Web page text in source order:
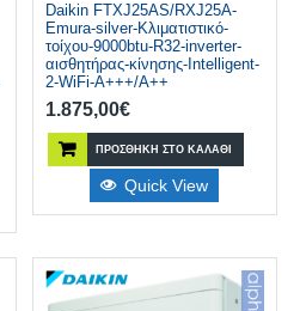
Daikin FTXJ25AS/RXJ25A-
Emura-silver-Κλιματιστικό-
τοίχου-9000btu-R32-inverter-
αισθητήρας-κίνησης-Intelligent-
2-WiFi-A+++/A++
1.875,00€
ΠΡΟΣΘΉΚΗ ΣΤΟ ΚΑΛΆΘΙ
Quick View